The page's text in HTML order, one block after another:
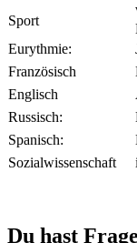
Sport
Eurythmie:
Französisch
Englisch
Russisch:
Spanisch:
Sozialwissenschaft
Du hast